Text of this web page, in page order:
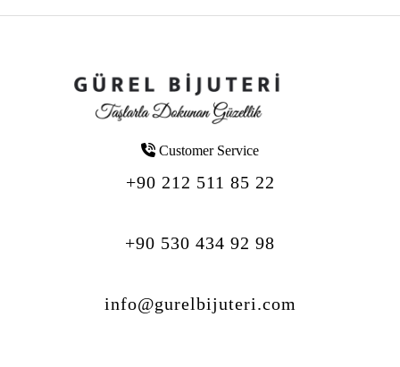
Customer Service
+90 212 511 85 22
+90 530 434 92 98
info@gurelbijuteri.com